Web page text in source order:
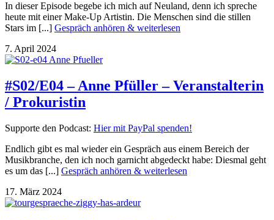
In dieser Episode begebe ich mich auf Neuland, denn ich spreche
heute mit einer Make-Up Artistin. Die Menschen sind die stillen
Stars im [...] Gespräch anhören & weiterlesen
7. April 2024
#S02/E04 – Anne Pfüller – Veranstalterin
/ Prokuristin
Supporte den Podcast: Hier mit PayPal spenden!
Endlich gibt es mal wieder ein Gespräch aus einem Bereich der
Musikbranche, den ich noch garnicht abgedeckt habe: Diesmal geht
es um das [...] Gespräch anhören & weiterlesen
17. März 2024